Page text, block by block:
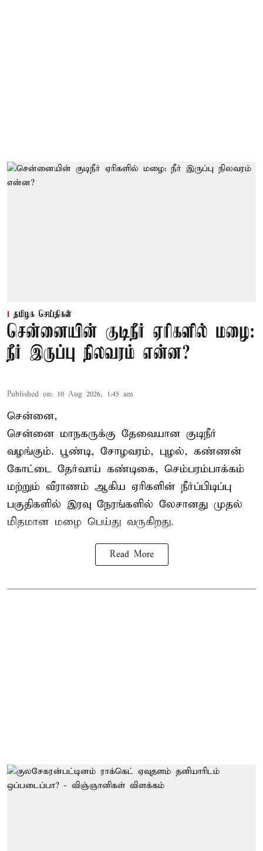
தமிழக செய்திகள்
சென்னையின் குடிநீர் ஏரிகளில் மழை:
நீர் இருப்பு நிலவரம் என்ன?
Published on: 10 Aug 2026, 1:45 am
சென்னை,
சென்னை மாநகருக்கு தேவையான குடிநீர்
வழங்கும். பூண்டி, சோழவரம், புழல், கண்ணன்
கோட்டை தேர்வாய் கண்டிகை, செம்பரம்பாக்கம்
மற்றும் வீராணம் ஆகிய ஏரிகளின் நீர்ப்பிடிப்பு
பகுதிகளில் இரவு நேரங்களில் லேசானது முதல்
மிதமான மழை பெய்து வருகிறது.
Read More